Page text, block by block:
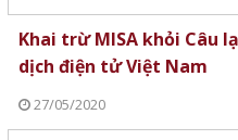
Khai trừ MISA khỏi Câu
dịch điện tử Việt Nam
27/05/2020